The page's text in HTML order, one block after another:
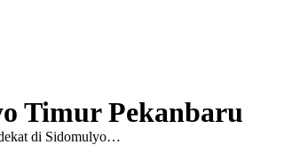
Timur Pekanbaru
di Sidomulyo…